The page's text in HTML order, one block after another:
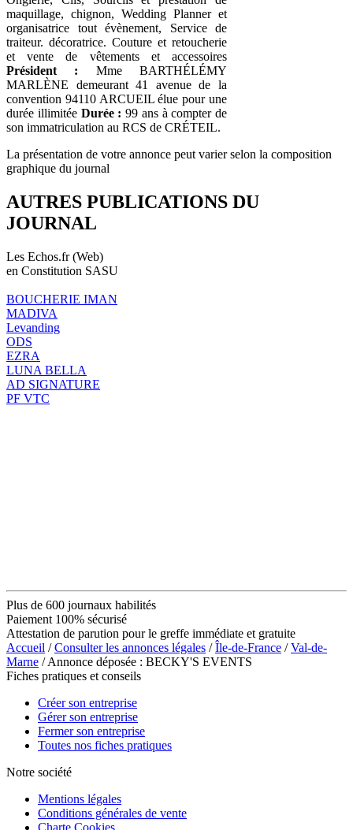
maquillage, chignon, Wedding Planner et
organisatrice tout évènement, Service de
traiteur. décoratrice. Couture et retoucherie
et vente de vêtements et accessoires
Président : Mme BARTHÉLÉMY
MARLÈNE demeurant 41 avenue de la
convention 94110 ARCUEIL élue pour une
durée illimitée Durée : 99 ans à compter de
son immatriculation au RCS de CRÉTEIL.
La présentation de votre annonce peut varier selon la composition
graphique du journal
AUTRES PUBLICATIONS DU
JOURNAL
Les Echos.fr (Web)
en Constitution SASU
BOUCHERIE IMAN
MADIVA
Levanding
ODS
EZRA
LUNA BELLA
AD SIGNATURE
PF VTC
Plus de 600 journaux habilités
Paiement 100% sécurisé
Attestation de parution pour le greffe immédiate et gratuite
Accueil /Consulter les annonces légales /Île-de-France /Val-de-
Marne / Annonce déposée : BECKY'S EVENTS
Fiches pratiques et conseils
Créer son entreprise
Gérer son entreprise
Fermer son entreprise
Toutes nos fiches pratiques
Notre société
Mentions légales
Conditions générales de vente
Charte Cookies